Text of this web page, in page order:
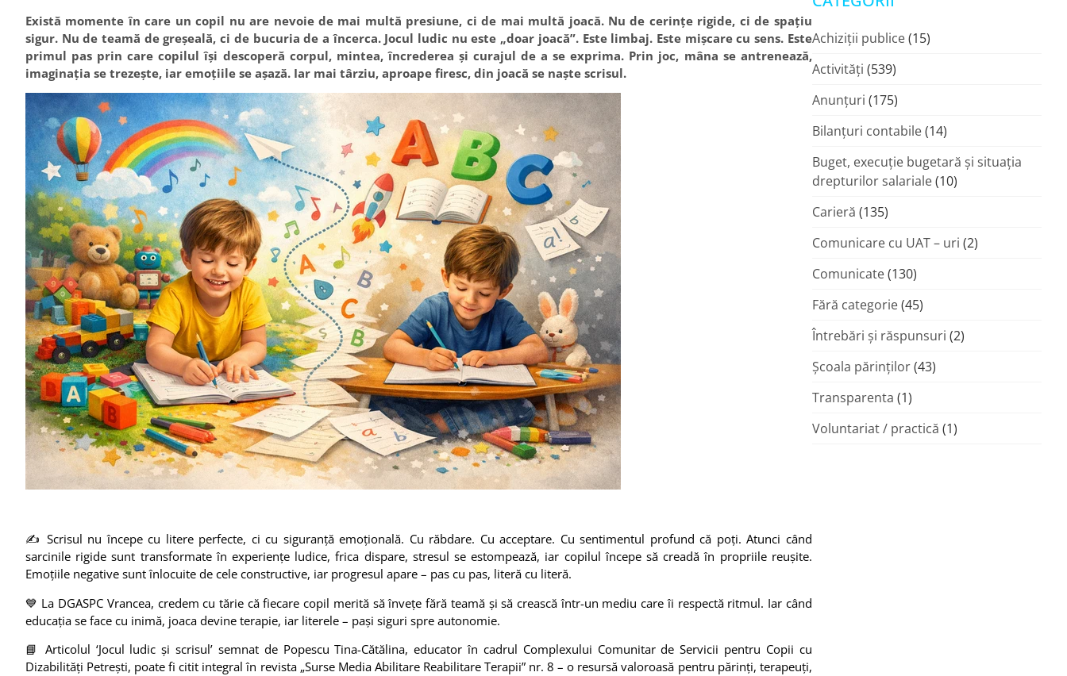
Există momente în care un copil nu are nevoie de mai multă presiune, ci de mai multă joacă. Nu de cerințe rigide, ci de spațiu
sigur. Nu de teamă de greșeală, ci de bucuria de a încerca. Jocul ludic nu este „doar joacă”. Este limbaj. Este mișcare cu sens. Este
primul pas prin care copilul își descoperă corpul, mintea, încrederea și curajul de a se exprima. Prin joc, mâna se antrenează,
imaginația se trezește, iar emoțiile se așază. Iar mai târziu, aproape firesc, din joacă se naște scrisul.
✍️ Scrisul nu începe cu litere perfecte, ci cu siguranță emoțională. Cu răbdare. Cu acceptare. Cu sentimentul profund că poți. Atunci când
sarcinile rigide sunt transformate în experiențe ludice, frica dispare, stresul se estompează, iar copilul începe să creadă în propriile reușite.
Emoțiile negative sunt înlocuite de cele constructive, iar progresul apare – pas cu pas, literă cu literă.
💙 La DGASPC Vrancea, credem cu tărie că fiecare copil merită să învețe fără teamă și să crească într-un mediu care îi respectă ritmul. Iar când
educația se face cu inimă, joaca devine terapie, iar literele – pași siguri spre autonomie.
📘 Articolul ‘Jocul ludic și scrisul’ semnat de Popescu Tina-Cătălina, educator în cadrul Complexului Comunitar de Servicii pentru Copii cu
Dizabilități Petrești, poate fi citit integral în revista „Surse Media Abilitare Reabilitare Terapii” nr. 8 – o resursă valoroasă pentru părinți, terapeuți,
Achiziții publice(15)
Activități (539)
Anunțuri (175)
Bilanțuri contabile(14)
Buget, execuție bugetară și situația
drepturilor salariale(10)
Carieră (135)
Comunicare cu UAT – uri (2)
Comunicate(130)
Fără categorie(45)
Întrebări și răspunsuri (2)
Şcoala părinţilor(43)
Transparenta (1)
Voluntariat / practică (1)